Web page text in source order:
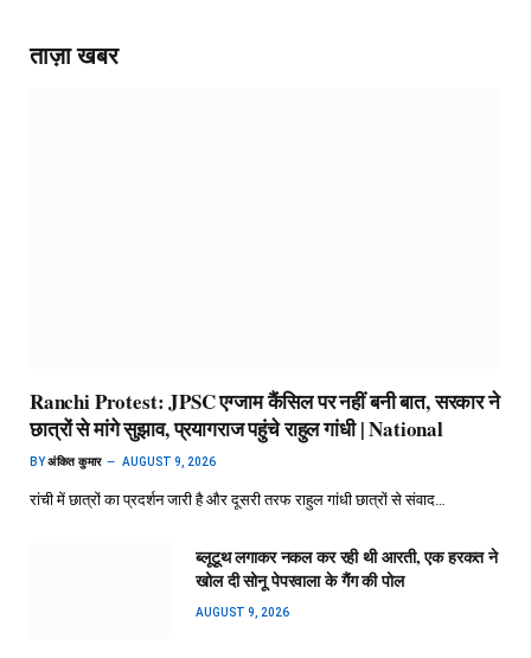
ताज़ा खबर
Ranchi Protest: JPSC एग्जाम कैंसिल पर नहीं बनी बात, सरकार ने
छात्रों से मांगे सुझाव, प्रयागराज पहुंचे राहुल गांधी | National
BYअंकित कुमार AUGUST 9, 2026
रांची में छात्रों का प्रदर्शन जारी है और दूसरी तरफ राहुल गांधी छात्रों से संवाद…
ब्लूटूथ लगाकर नकल कर रही थी आरती, एक हरकत ने
खोल दी सोनू पेपरवाला के गैंग की पोल
AUGUST 9, 2026